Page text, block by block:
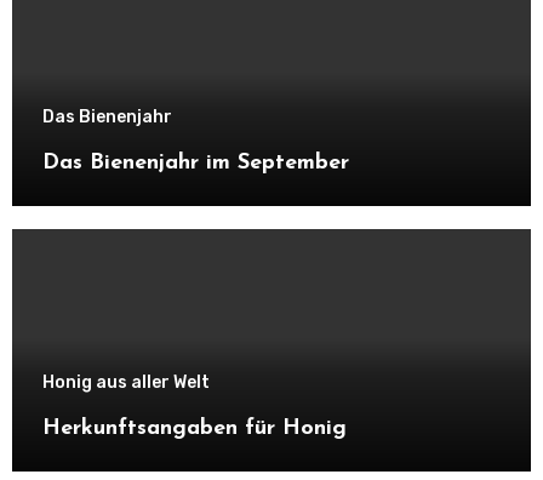
Das Bienenjahr
Das Bienenjahr im September
Honig aus aller Welt
Herkunftsangaben für Honig